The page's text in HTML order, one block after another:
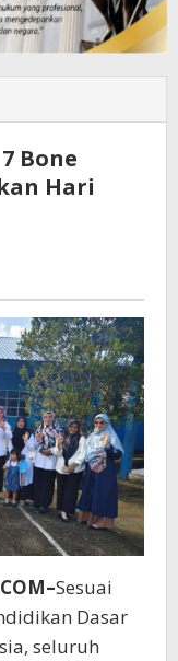
Bone
Hari
Sesuai
Dasar
seluruh